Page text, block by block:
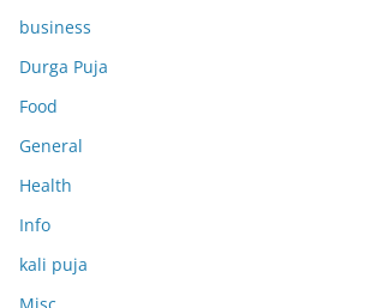
business
Durga Puja
Food
General
Health
Info
kali puja